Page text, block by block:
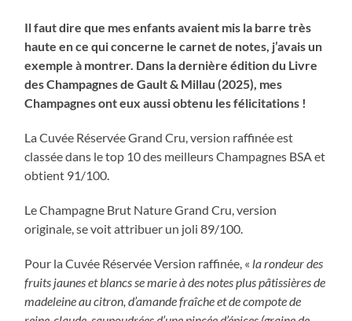
Il faut dire que mes enfants avaient mis la barre très
haute en ce qui concerne le carnet de notes, j’avais un
exemple à montrer. Dans la dernière édition du Livre
des Champagnes de Gault & Millau (2025), mes
Champagnes ont eux aussi obtenu les félicitations !
La Cuvée Réservée Grand Cru, version raffinée est
classée dans le top 10 des meilleurs Champagnes BSA et
obtient 91/100.
Le Champagne Brut Nature Grand Cru, version
originale, se voit attribuer un joli 89/100.
Pour la Cuvée Réservée Version raffinée, « la rondeur des
fruits jaunes et blancs se marie à des notes plus pâtissières de
madeleine au citron, d’amande fraîche et de compote de